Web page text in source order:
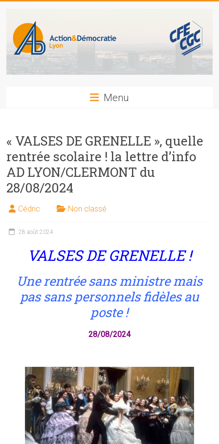
content
CFE-
CGC
LYON
Menu
« VALSES DE GRENELLE », quelle
rentrée scolaire ! la lettre d’info
AD LYON/CLERMONT du
28/08/2024
Cédric Non classé
28 août 2024
VALSES DE GRENELLE !
Une rentrée sans ministre mais
pas sans personnels fidèles au
poste !
28/08/2024